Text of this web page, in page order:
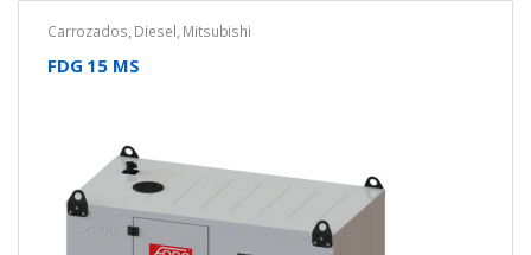
Carrozados, Diesel, Mitsubishi
FDG 15 MS